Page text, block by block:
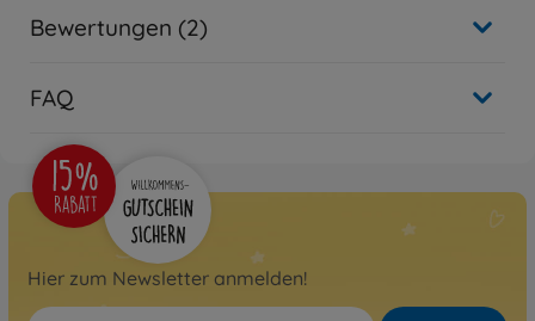
Bewertungen (2)
FAQ
Hier zum Newsletter anmelden!